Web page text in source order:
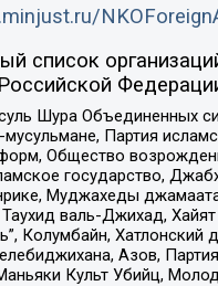
список
Шура Объединенных
мусульмане, Партия
Общество
государство,
Муджахеды
валь-Джихад,
Колумбайн, Хатлонский
Азов,
Культ Убийц,